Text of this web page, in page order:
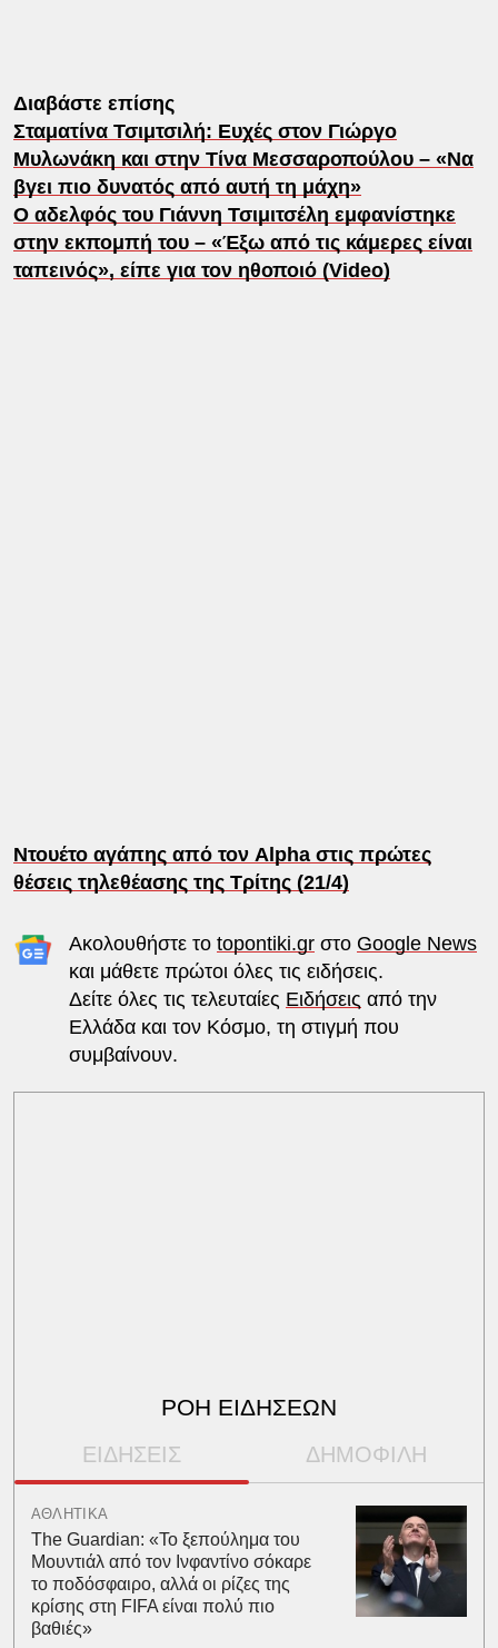
Διαβάστε επίσης
Σταματίνα Τσιμτσιλή: Ευχές στον Γιώργο
Μυλωνάκη και στην Τίνα Μεσσαροπούλου – «Να
βγει πιο δυνατός από αυτή τη μάχη»
Ο αδελφός του Γιάννη Τσιμιτσέλη εμφανίστηκε
στην εκπομπή του – «Έξω από τις κάμερες είναι
ταπεινός», είπε για τον ηθοποιό (Video)
Ντουέτο αγάπης από τον Alpha στις πρώτες
θέσεις τηλεθέασης της Τρίτης (21/4)
Ακολουθήστε το topontiki.grστο Google News
και μάθετε πρώτοι όλες τις ειδήσεις.
Δείτε όλες τις τελευταίες Ειδήσεις από την
Ελλάδα και τον Κόσμο, τη στιγμή που
συμβαίνουν.
ΡΟΗ ΕΙΔΗΣΕΩΝ
ΕΙΔΗΣΕΙΣ ΔΗΜΟΦΙΛΗ
ΑΘΛΗΤΙΚΑ
The Guardian: «Το ξεπούλημα του
Μουντιάλ από τον Ινφαντίνο σόκαρε
το ποδόσφαιρο, αλλά οι ρίζες της
κρίσης στη FIFA είναι πολύ πιο
βαθιές»